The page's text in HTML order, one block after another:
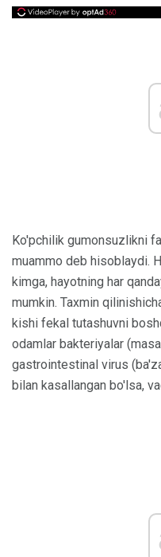
Ko'pchilik gumonsuzlikni
muammo deb hisoblaydi.
kimga, hayotning har
mumkin. Taxmin
kishi fekal tutashuvni
odamlar bakteriyalar
gastrointestinal virus
bilan kasallangan bo'lsa,